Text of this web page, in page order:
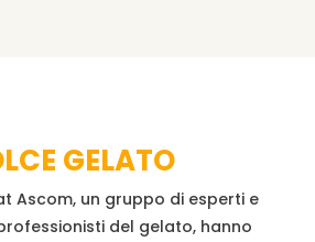
GELATO
Ascom, un gruppo di esperti e
del gelato, hanno